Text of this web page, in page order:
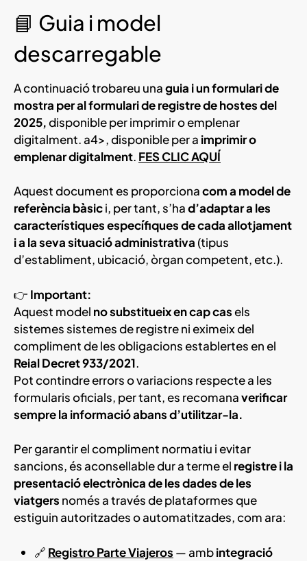
📘 Guia i model
descarregable
A continuació trobareu unaguia i un formulari de
mostra per al formulari de registre de hostes del
2025,disponible per imprimir o emplenar
digitalment. a4>, disponible per a imprimir o
emplenar digitalment. FES CLIC AQUÍ
Aquest document es proporcionacom a model de
referència bàsici, per tant, s’had’adaptar a les
característiques específiques de cada allotjament
i a la seva situació administrativa (tipus
d’establiment, ubicació, òrgan competent, etc.).
👉 Important:
Aquest model no substitueix en cap casels
sistemes sistemes de registre ni eximeix del
compliment de les obligacions establertes en el
Reial Decret 933/2021.
Pot contindre errors o variacions respecte a les
formularis oficials, per tant, es recomanaverificar
sempre la informació abans d’utilitzar-la.
Per garantir el compliment normatiu i evitar
sancions, és aconsellable dur a terme el registre i la
presentació electrònica de les dades de les
viatgers només a través de plataformes que
estiguin autoritzades o automatitzades, com ara:
🔗 Registro Parte Viajeros — ambintegració